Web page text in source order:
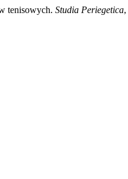
tenisowych. Studia Periegetica,